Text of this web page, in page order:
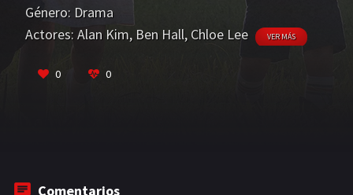
Género: Drama
Actores: Alan Kim, Ben Hall, Chloe Lee VER MÁS
0 0
Comentarios